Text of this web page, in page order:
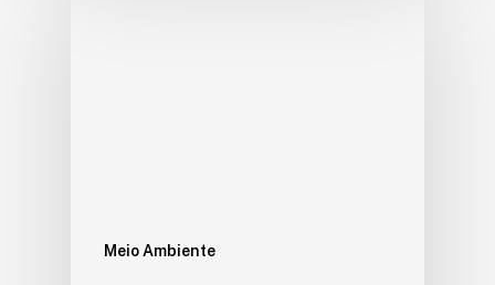
Meio Ambiente